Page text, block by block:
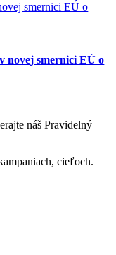
smernici EÚ o
novej smernici EÚ o
náš Pravidelný
cieľoch.